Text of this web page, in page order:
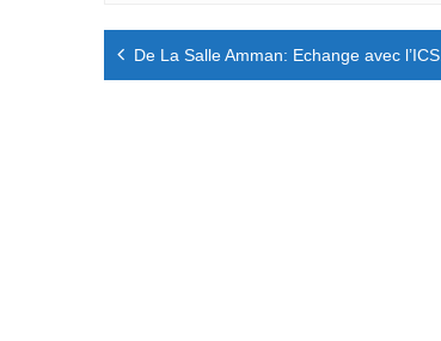
Navigation
de
De La Salle Amman: Echange avec l’ICS.